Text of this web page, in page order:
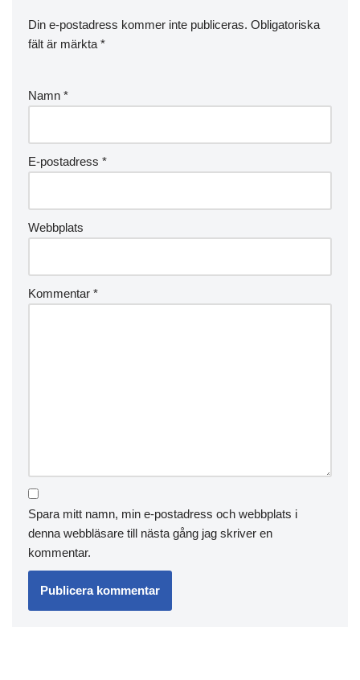
Din e-postadress kommer inte publiceras. Obligatoriska
fält är märkta *
Namn *
E-postadress *
Webbplats
Kommentar *
Spara mitt namn, min e-postadress och webbplats i
denna webbläsare till nästa gång jag skriver en
kommentar.